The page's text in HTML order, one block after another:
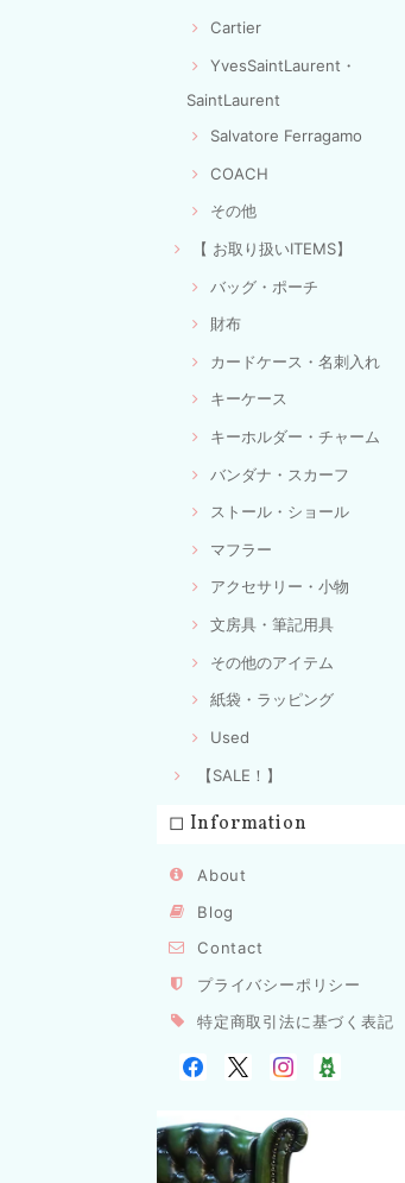
Cartier
YvesSaintLaurent・
SaintLaurent
Salvatore Ferragamo
COACH
その他
【 お取り扱いITEMS】
バッグ・ポーチ
財布
カードケース・名刺入れ
キーケース
キーホルダー・チャーム
バンダナ・スカーフ
ストール・ショール
マフラー
アクセサリー・小物
文房具・筆記用具
その他のアイテム
紙袋・ラッピング
Used
【SALE！】
◻︎ Information
About
Blog
Contact
プライバシーポリシー
特定商取引法に基づく表記